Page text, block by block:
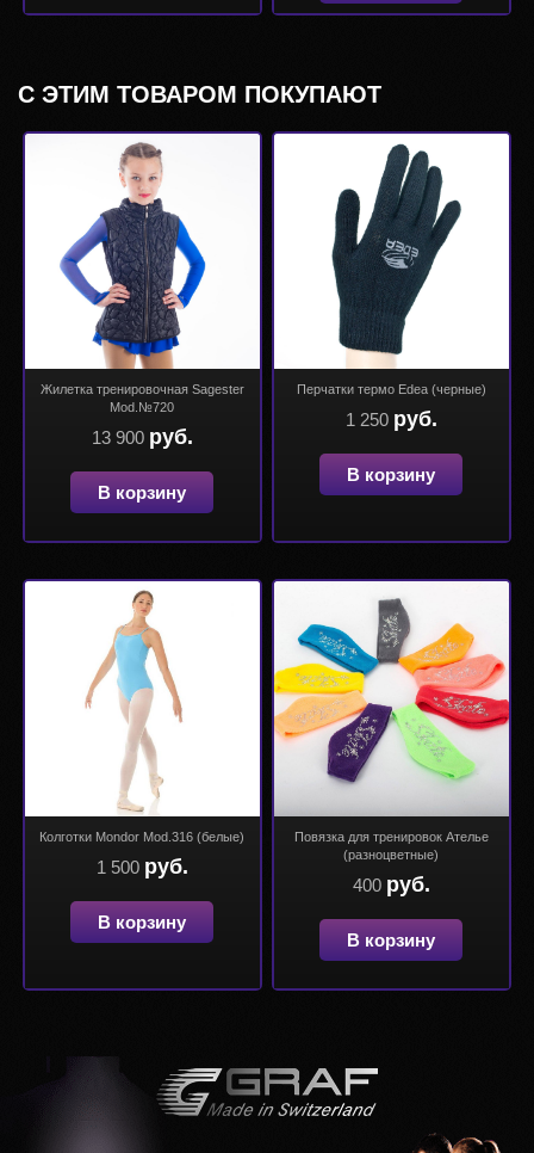
С ЭТИМ ТОВАРОМ ПОКУПАЮТ
Жилетка тренировочная Sagester
Mod.№720
13 900 руб.
В корзину
Перчатки термо Edea (черные)
1 250 руб.
В корзину
Колготки Mondor Mod.316 (белые)
1 500 руб.
В корзину
Повязка для тренировок Ателье
(разноцветные)
400 руб.
В корзину